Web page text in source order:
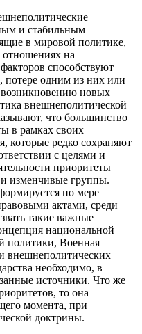
и стабильным
в мировой политике,
отношениях на
способствуют
потере одним из них или
возникновению новых
внешнеполитической
что большинство
в рамках своих
которые редко сохраняют
с целями и
приоритеты
и изменчивые группы.
по мере
актами, среди
такие важные
национальной
политики, Военная
внешнеполитических
необходимо, в
источники. Что же
то она
момента, при
доктрины.